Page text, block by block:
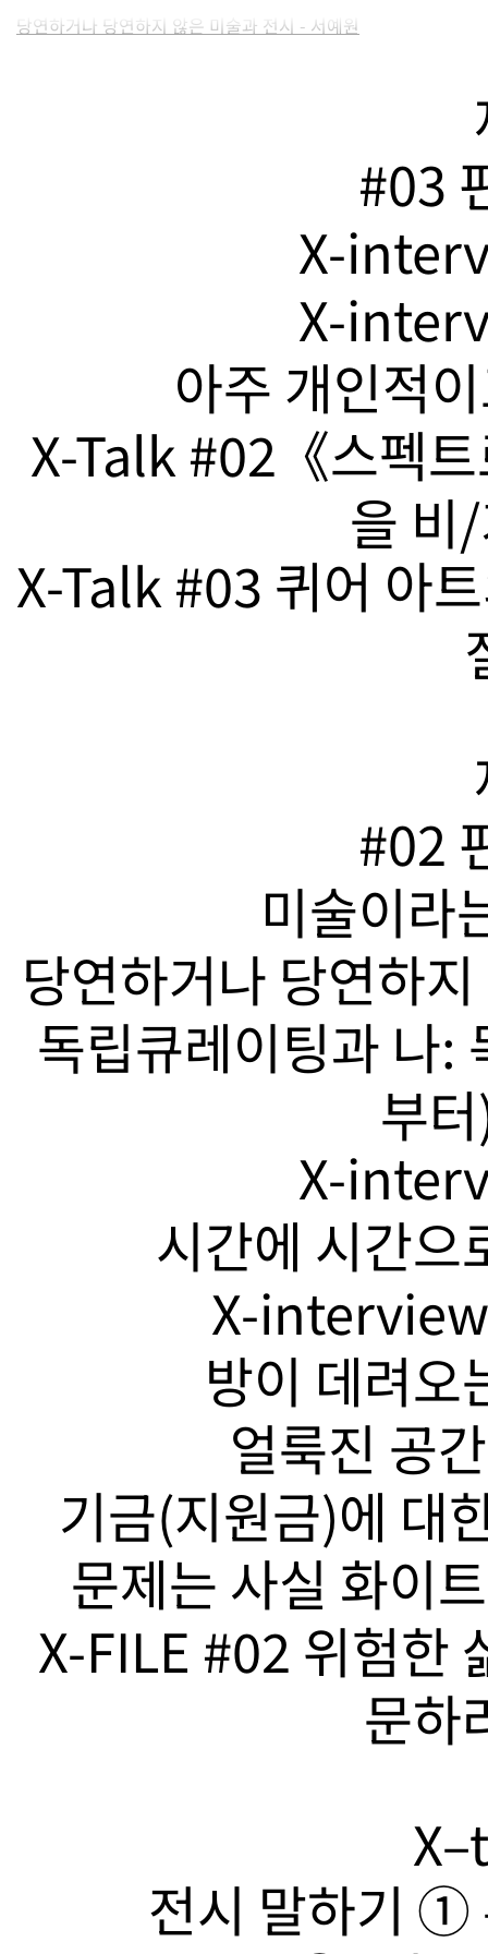
#03
X-
X-
아주 개인적
X-Talk #02《스펙
을 비
X-Talk #03 퀴어 아
#02
미술이라
당연하거나 당연하
독립큐레이팅과 나:
부
X-
시간에 시간으
X-
방이 데려오
얼룩진 공
기금(지원금)에 대
문제는 사실 화이
X-FILE #02 위험한
문하
전시 말하기 ➀
당연하거나 당연하지 않은 미술과 전시 - 서예원